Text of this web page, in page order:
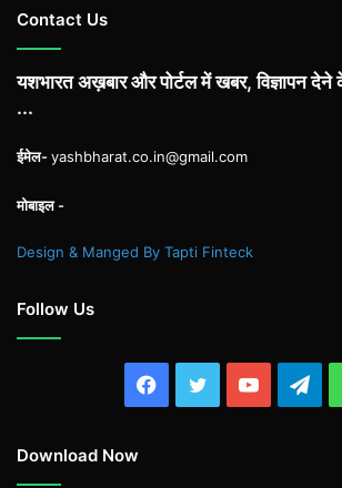
Contact Us
यशभारत अख़बार और पोर्टल में खबर, विज्ञापन देने
...
ईमेल-yashbharat.co.in@gmail.com
मोबाइल -
Design & Manged By Tapti Finteck
Follow Us
Facebook
TwitterYouTube
Download Now